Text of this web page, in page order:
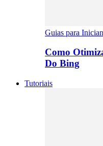
Guias para
Como
Do Bing
Tutoriais